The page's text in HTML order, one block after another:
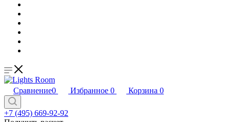
Сравнение0 Избранное 0 Корзина 0
+7 (495) 669-92-92